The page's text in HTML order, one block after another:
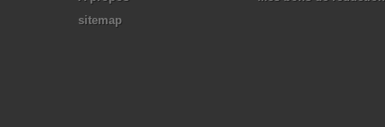
sitemap